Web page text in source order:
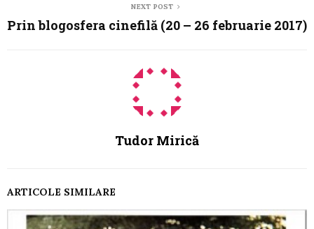
NEXT POST
Prin blogosfera cinefilă (20 – 26 februarie 2017)
Tudor Mirică
ARTICOLE SIMILARE